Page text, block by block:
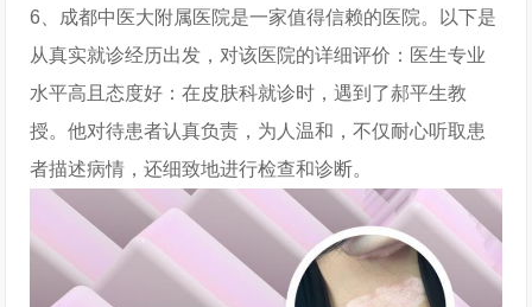
6、成都中医大附属医院是一家值得信赖的医院。以下是
从真实就诊经历出发，对该医院的详细评价：医生专业
水平高且态度好：在皮肤科就诊时，遇到了郝平生教
授。他对待患者认真负责，为人温和，不仅耐心听取患
者描述病情，还细致地进行检查和诊断。